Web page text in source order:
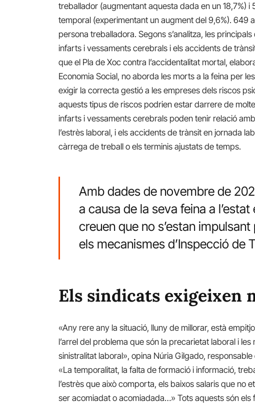
treballador (augmentant aquesta dada en un 18,7%)
temporal (experimentant un augment del 9,6%). 649
persona treballadora. Segons s’analitza, les
infarts i vessaments cerebrals i els accidents de
que el Pla de Xoc contra l’accidentalitat mortal,
Economia Social, no aborda les morts a la feina per
exigir la correcta gestió a les empreses dels riscos
aquests tipus de riscos podrien estar darrere de
infarts i vessaments cerebrals poden tenir relació
l’estrès laboral, i els accidents de trànsit en jornada
càrrega de treball o els terminis ajustats de temps.
Amb dades de novembre de
a causa de la seva feina a
creuen que no s’estan
els mecanismes d’Inspecció de
Els sindicats exigeixen
«Any rere any la situació, lluny de millorar, està
l’arrel del problema que són la precarietat laboral i
sinistralitat laboral», opina Núria Gilgado,
«La temporalitat, la falta de formació i informació,
l’estrès que això comporta, els baixos salaris que no
ser acomiadat o acomiadada…» Tots aquests són